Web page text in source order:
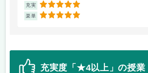
充実 5
楽単 5
充実度「★4以上」の授業